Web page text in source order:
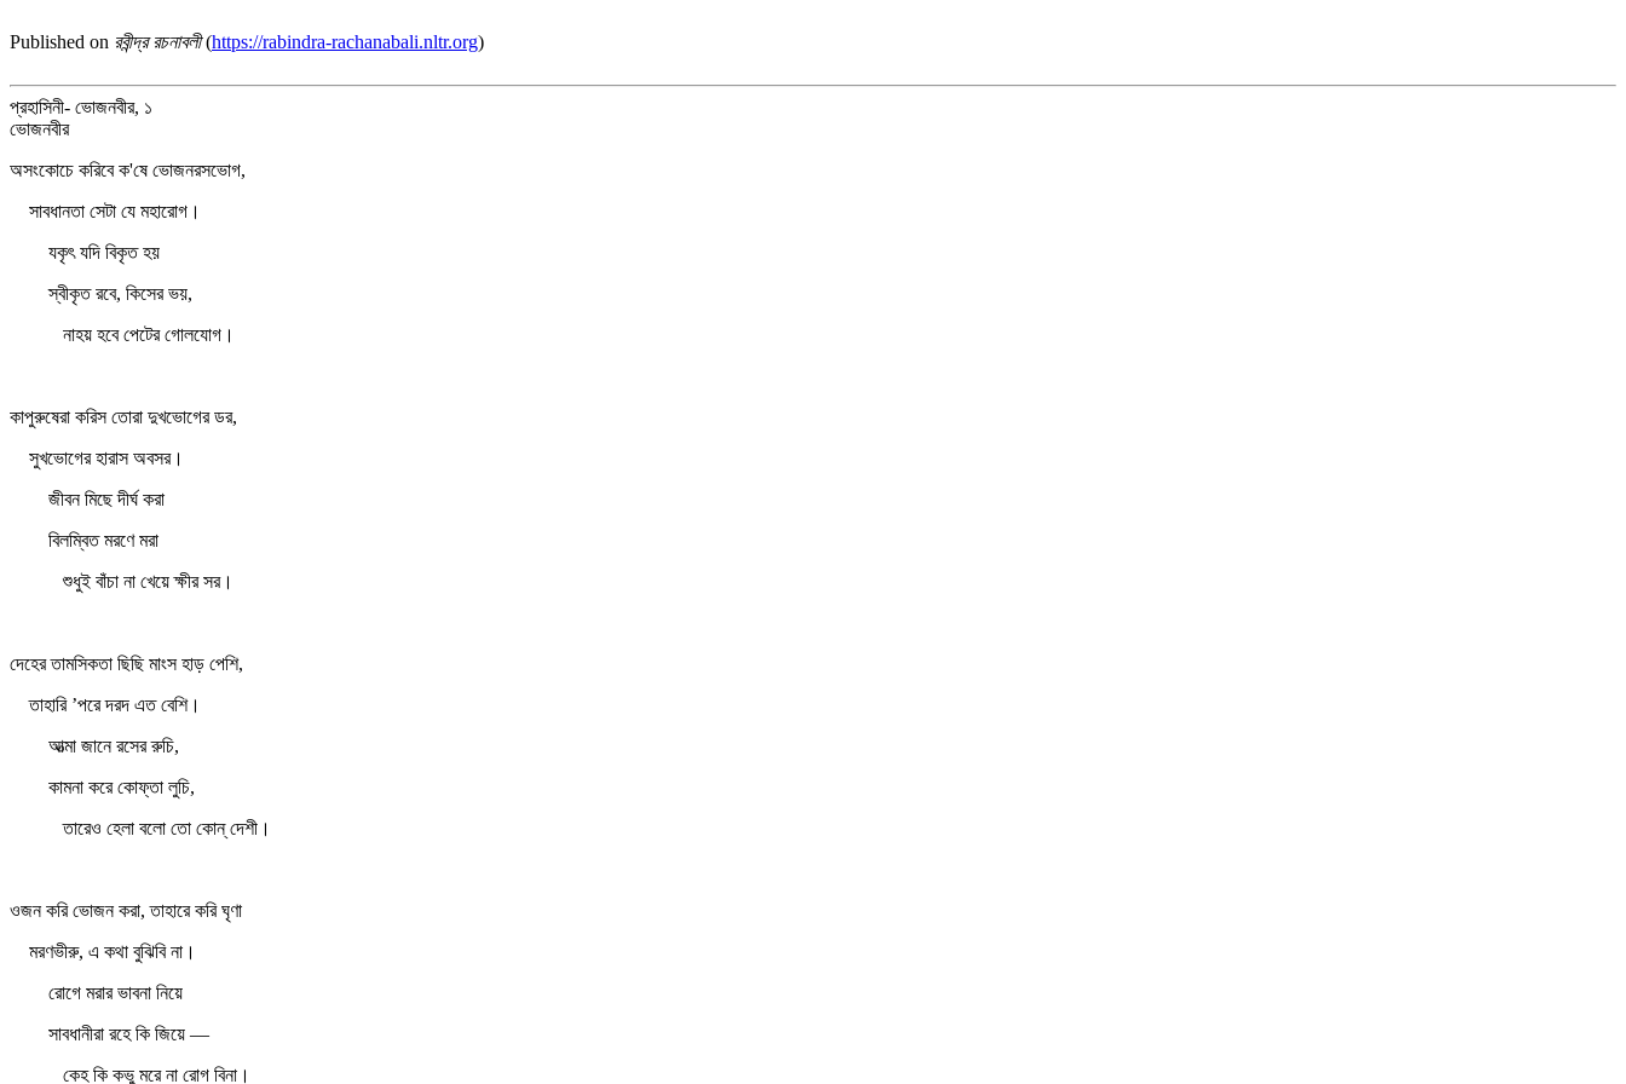
Published on রবীন্দ্র রচনাবলী(https://rabindra-rachanabali.nltr.org)
প্রহাসিনী- ভোজনবীর, ১
ভোজনবীর
অসংকোচে করিবে ক'ষে ভোজনরসভোগ,
সাবধানতা সেটা যে মহারোগ।
যকৃৎ যদি বিকৃত হয়
স্বীকৃত রবে, কিসের ভয়,
নাহয় হবে পেটের গোলযোগ।
কাপুরুষেরা করিস তোরা দুখভোগের ডর,
সুখভোগের হারাস অবসর।
জীবন মিছে দীর্ঘ করা
বিলম্বিত মরণে মরা
শুধুই বাঁচা না খেয়ে ক্ষীর সর।
দেহের তামসিকতা ছিছি মাংস হাড় পেশি,
তাহারি ’পরে দরদ এত বেশি।
আত্মা জানে রসের রুচি,
কামনা করে কোফ্‌তা লুচি,
তারেও হেলা বলো তো কোন্‌ দেশী।
ওজন করি ভোজন করা, তাহারে করি ঘৃণা
মরণভীরু, এ কথা বুঝিবি না।
রোগে মরার ভাবনা নিয়ে
সাবধানীরা রহে কি জিয়ে —
কেহ কি কভু মরে না রোগ বিনা।